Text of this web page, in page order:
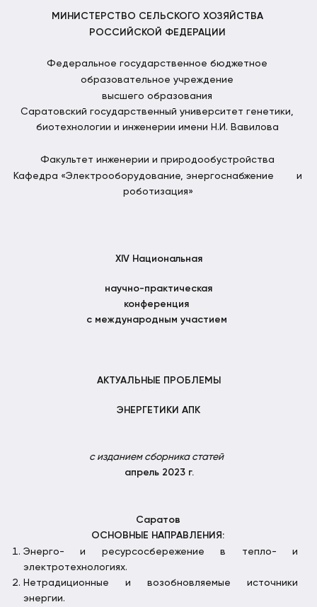
МИНИСТЕРСТВО СЕЛЬСКОГО ХОЗЯЙСТВА
РОССИЙСКОЙ ФЕДЕРАЦИИ
Федеральное государственное бюджетное
образовательное учреждение
высшего образования
Саратовский государственный университет генетики,
биотехнологии и инженерии имени Н.И. Вавилова
Факультет инженерии и природообустройства
Кафедра «Электрооборудование, энергоснабжение и
роботизация»
XIV Национальная
научно-практическая
конференция
с международным участием
АКТУАЛЬНЫЕ ПРОБЛЕМЫ
ЭНЕРГЕТИКИ АПК
с изданием сборника статей
апрель 2023 г.
Саратов
ОСНОВНЫЕ НАПРАВЛЕНИЯ:
Энерго- и ресурсосбережение в тепло- и
электротехнологиях.
Нетрадиционные и возобновляемые источники
энергии.